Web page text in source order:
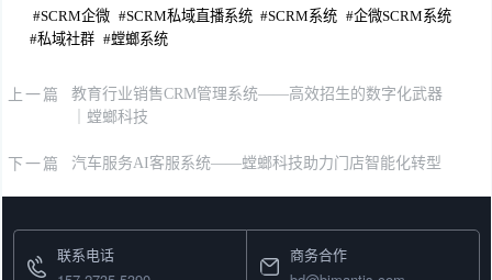
#SCRM企微 #SCRM私域直播系统 #SCRM系统 #企微SCRM系统
#私域社群 #螳螂系统
上一篇
教育行业销售CRM管理系统——高效招生的数字化武器
｜螳螂科技
下一篇 汽车服务AI客服系统——螳螂科技助力门店智能化转型
联系电话
商务合作